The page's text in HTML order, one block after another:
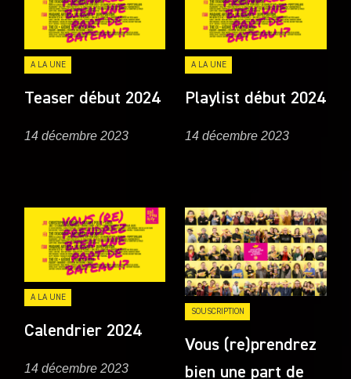
A LA UNE
Teaser début 2024
14 décembre 2023
A LA UNE
Playlist début 2024
14 décembre 2023
A LA UNE
Calendrier 2024
14 décembre 2023
SOUSCRIPTION
Vous (re)prendrez
bien une part de